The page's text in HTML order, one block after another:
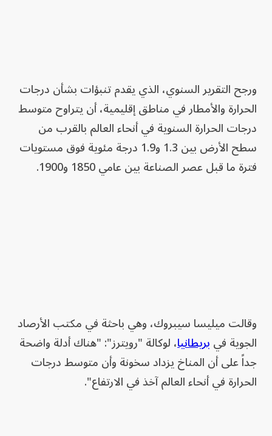
ورجح التقرير السنوي، الذي يقدم تنبؤات بشأن درجات
الحرارة والأمطار في مناطق إقليمية، أن يتراوح متوسط
درجات الحرارة ​السنوية في أنحاء العالم بالقرب من
سطح الأرض ⁠بين 1.3 و1.9 درجة مئوية فوق مستويات
فترة ما قبل عصر الصناعة بين عامي 1850 و1900.
وقالت ميليسا سيبروك، وهي باحثة ⁠في مكتب الأرصاد
الجوية فيبريطانيا، لوكالة "رويترز": "هناك أدلة واضحة
جداً على أن المناخ يزداد سخونة وأن متوسط درجات
الحرارة في أنحاء العالم آخذ في الارتفاع".